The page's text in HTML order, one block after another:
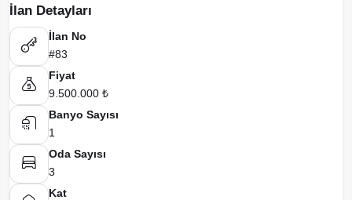
İlan Detayları
İlan No
#83
Fiyat
9.500.000 ₺
Banyo Sayısı
1
Oda Sayısı
3
Kat